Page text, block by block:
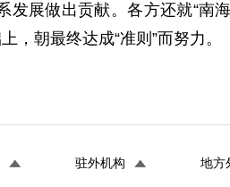
发展做出贡献。各方还就“南
，朝最终达成“准则”而努力。
驻外机构 地方